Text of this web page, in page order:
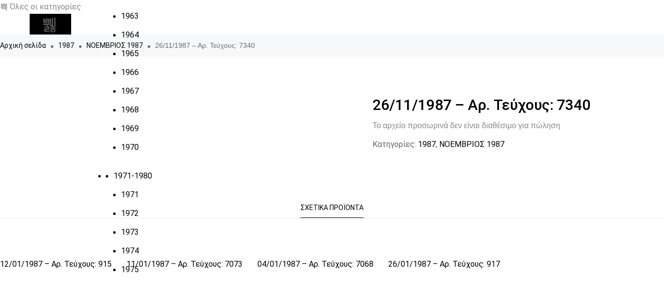
1963
1964
1965
1966
1967
1968
1969
1970
1971-1980
1971
1972
1973
1974
1975
Όλες οι κατηγορίες
Αρχική σελίδα 1987 ΝΟΕΜΒΡΙΟΣ 1987 26/11/1987 – Αρ. Τεύχους: 7340
26/11/1987 – Αρ. Τεύχους: 7340
Το αρχείο προσωρινά δεν είναι διαθέσιμο για πώληση
Κατηγορίες: 1987, ΝΟΕΜΒΡΙΟΣ 1987
ΣΧΕΤΙΚΆ ΠΡΟΪΌΝΤΑ
12/01/1987 – Αρ. Τεύχους: 915 11/01/1987 – Αρ. Τεύχους: 7073 04/01/1987 – Αρ. Τεύχους: 7068 26/01/1987 – Αρ. Τεύχους: 917